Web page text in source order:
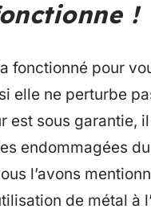
!
fonctionné pour
elle ne perturbe
est sous garantie,
endommagées
l’avons
de métal à